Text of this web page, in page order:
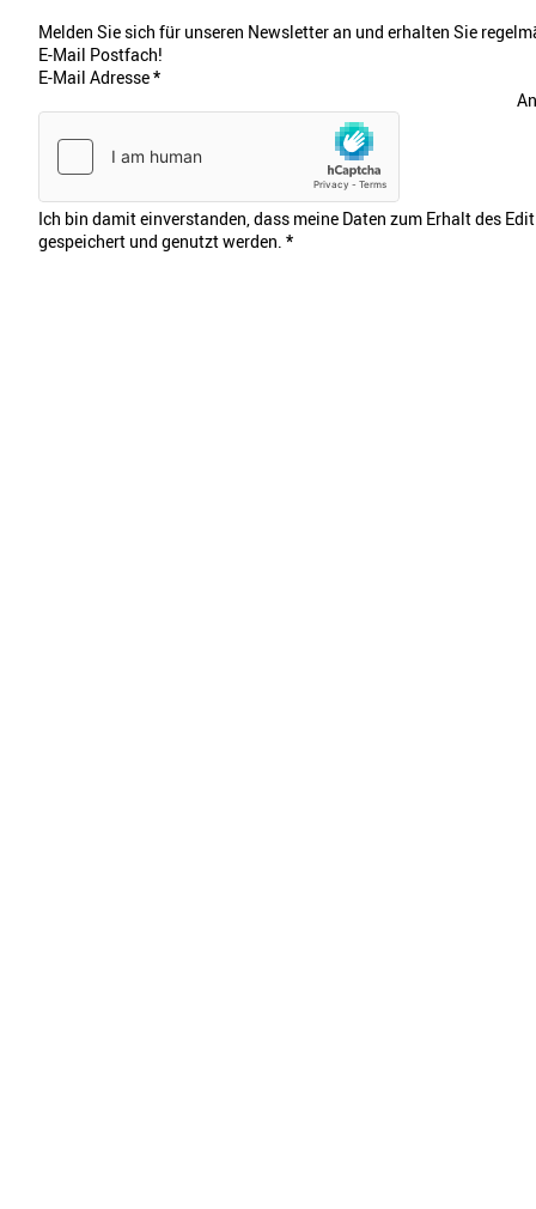
Melden Sie sich für unseren Newsletter an und erhalten Sie
E-Mail Postfach!
E-Mail Adresse*
Ich bin damit einverstanden, dass meine Daten zum Erhalt des
gespeichert und genutzt werden. *